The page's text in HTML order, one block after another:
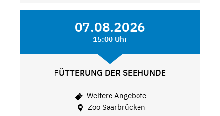
07.08.2026
15:00 Uhr
FÜTTERUNG DER SEEHUNDE
Weitere Angebote
Zoo Saarbrücken